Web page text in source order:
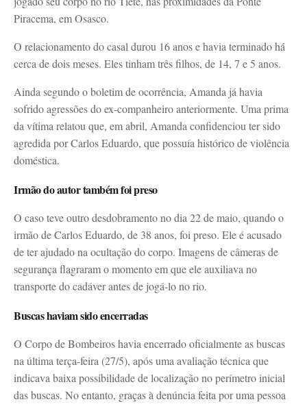
Piracema, em Osasco.
O relacionamento do casal durou 16 anos e havia terminado há
cerca de dois meses. Eles tinham três filhos, de 14, 7 e 5 anos.
Ainda segundo o boletim de ocorrência, Amanda já havia
sofrido agressões do ex-companheiro anteriormente. Uma prima
da vítima relatou que, em abril, Amanda confidenciou ter sido
agredida por Carlos Eduardo, que possuía histórico de violência
doméstica.
Irmão do autor também foi preso
O caso teve outro desdobramento no dia 22 de maio, quando o
irmão de Carlos Eduardo, de 38 anos, foi preso. Ele é acusado
de ter ajudado na ocultação do corpo. Imagens de câmeras de
segurança flagraram o momento em que ele auxiliava no
transporte do cadáver antes de jogá-lo no rio.
Buscas haviam sido encerradas
O Corpo de Bombeiros havia encerrado oficialmente as buscas
na última terça-feira (27/5), após uma avaliação técnica que
indicava baixa possibilidade de localização no perímetro inicial
das buscas. No entanto, graças à denúncia feita por uma pessoa